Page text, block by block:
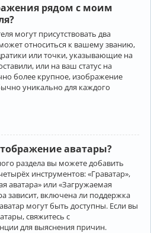
рядом с моим
могут присутствовать два
относиться к вашему званию,
или точки, указывающие на
или на ваш статус на
более крупное, изображение
уникально для каждого
аватары?
раздела вы можете добавить
инструментов: «Граватар»,
аватара» или «Загружаемая
зависит, включена ли поддержка
могут быть доступны. Если вы
свяжитесь с
для выяснения причин.